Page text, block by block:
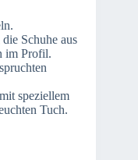
Schuhe aus
im Profil.
speziellem
Tuch.